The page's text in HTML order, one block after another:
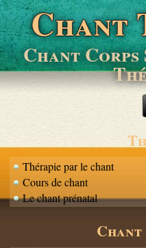
Chant
Chant
Thérapie par le chant
Cours de chant
Le chant prénatal